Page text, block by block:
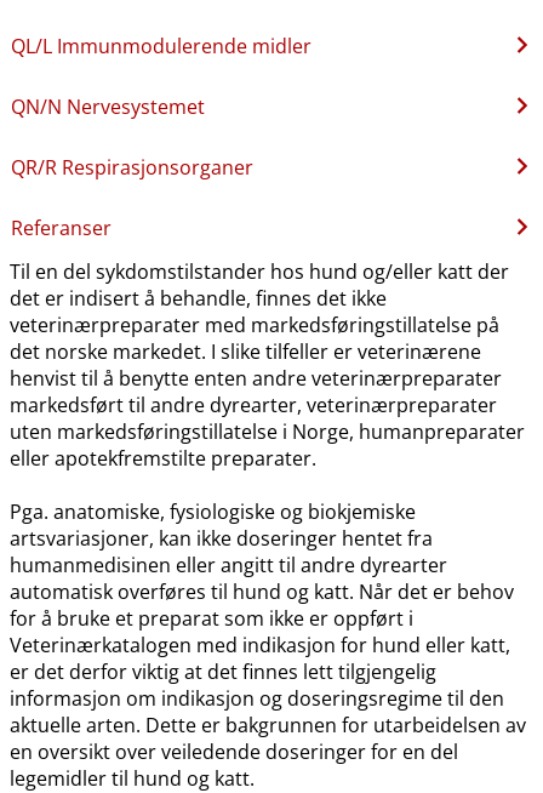
QL​/​L Immunmodulerende midler
QN​/​N Nervesystemet
QR​/​R Respirasjonsorganer
Referanser
Til en del sykdomstilstander hos hund og​/​eller katt der
det er indisert å behandle, finnes det ikke
veterinærpreparater med markedsføringstillatelse på
det norske markedet. I slike tilfeller er veterinærene
henvist til å benytte enten andre veterinærpreparater
markedsført til andre dyrearter, veterinærpreparater
uten markedsføringstillatelse i Norge, humanpreparater
eller apotekfremstilte preparater.
Pga. anatomiske, fysiologiske og biokjemiske
artsvariasjoner, kan ikke doseringer hentet fra
humanmedisinen eller angitt til andre dyrearter
automatisk overføres til hund og katt. Når det er behov
for å bruke et preparat som ikke er oppført i
Veterinærkatalogen med indikasjon for hund eller katt,
er det derfor viktig at det finnes lett tilgjengelig
informasjon om indikasjon og doseringsregime til den
aktuelle arten. Dette er bakgrunnen for utarbeidelsen av
en oversikt over veiledende doseringer for en del
legemidler til hund og katt.